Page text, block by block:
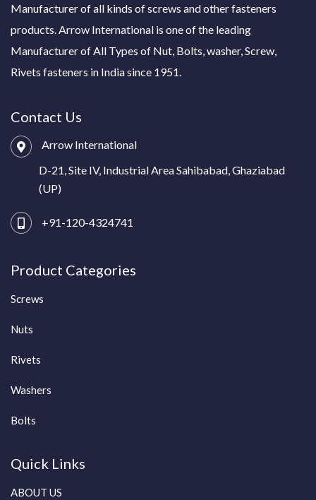
Manufacturer of all kinds of screws and other fasteners
products. Arrow International is one of the leading
Manufacturer of All Types of Nut, Bolts, washer, Screw,
Rivets fasteners in India since 1951.
Contact Us
Arrow International
D-21, Site IV, Industrial Area Sahibabad, Ghaziabad
(UP)
+91-120-4324741
Product Categories
Screws
Nuts
Rivets
Washers
Bolts
Quick Links
ABOUT US